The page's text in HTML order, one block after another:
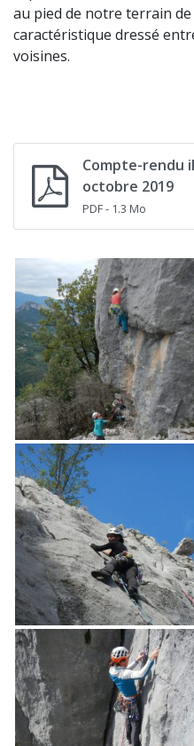
au pied de notre terrain
caractéristique dressé
voisines.
Compte-rendu
octobre 2019
PDF- 1.3 Mo